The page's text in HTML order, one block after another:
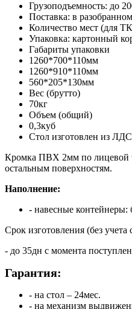
Грузоподъемность: до
Поставка: в
Количество мест (для
Упаковка: картонный
Габариты упаковки
1260*700*110мм
1260*910*110мм
560*205*130мм
Вес (брутто)
70кг
Объем (общий)
0,3куб
Стол изготовлен из
Кромка ПВХ 2мм по лицевой
остальным поверхностям.
Наполнение:
- навесные
Срок изготовления (без учета
- до 35дн с момента
Гарантия:
- на стол – 24мес.
- на механизм